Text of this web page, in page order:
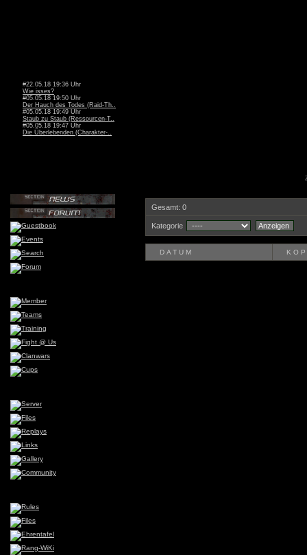
#22.05.18 19:36 Uhr
Wie isses?
#05.05.18 19:50 Uhr
Der Hauch des Todes (Raid-Th..
#05.05.18 19:49 Uhr
Staub zu Staub (Ressourcen-T..
#05.05.18 19:47 Uhr
Die Überlebenden (Charakter-..
Gesamt: 0
Kategorie
DATUM